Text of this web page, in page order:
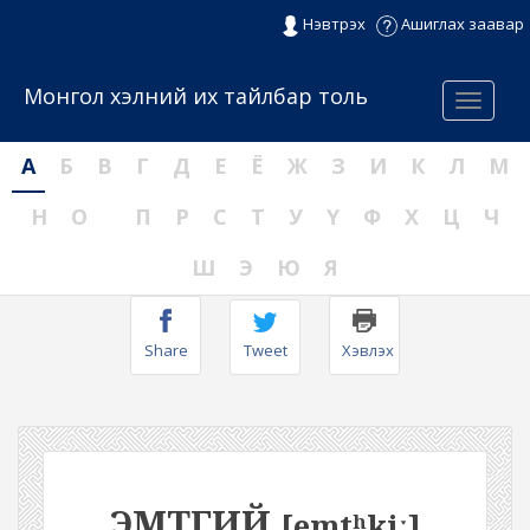
Нэвтрэх Ашиглах заавар
Menu
Монгол хэлний их тайлбар толь
А Б В Г Д Е Ё Ж З И К Л
М
Н
О П Р С Т У Ү Ф Х Ц
Ч
Ш
Э Ю Я
Share Tweet Хэвлэх